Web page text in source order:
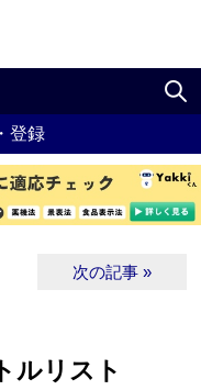
登録
次の記事 »
ルリスト